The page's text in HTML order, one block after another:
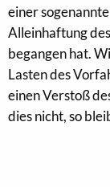
einer
Alleinhaftung
begangen hat.
Lasten des
einen Verstoß
dies nicht, so